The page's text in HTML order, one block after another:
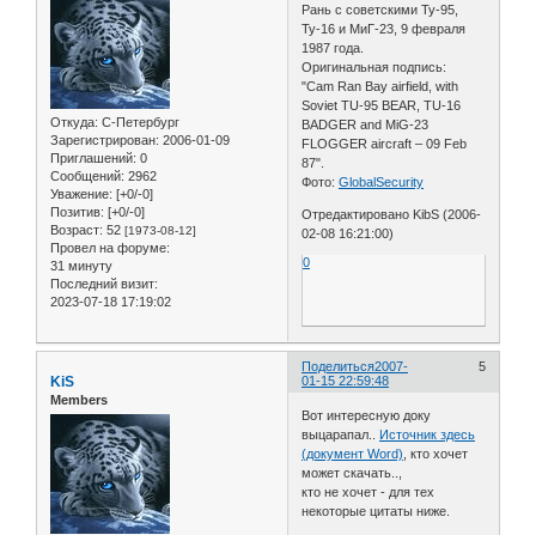
Откуда: С-Петербург
Зарегистрирован: 2006-01-09
Приглашений: 0
Сообщений: 2962
Уважение: [+0/-0]
Позитив: [+0/-0]
Возраст: 52 [1973-08-12]
Провел на форуме:
31 минуту
Последний визит:
2023-07-18 17:19:02
Рань с советскими Ту-95,
Ту-16 и МиГ-23, 9 февраля
1987 года.
Оригинальная подпись:
"Cam Ran Bay airfield, with
Soviet TU-95 BEAR, TU-16
BADGER and MiG-23
FLOGGER aircraft – 09 Feb
87".
Фото:GlobalSecurity
Отредактировано KibS (2006-
02-08 16:21:00)
0
Поделиться 5
2007-
01-15 22:59:48
KiS
Members
Вот интересную доку
выцарапал.. Источник здесь
(документ Word), кто хочет
может скачать..,
кто не хочет - для тех
некоторые цитаты ниже.